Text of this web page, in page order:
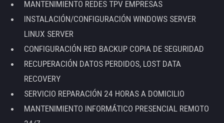
MANTENIMIENTO REDES TPV EMPRESAS
INSTALACIÓN/CONFIGURACIÓN WINDOWS SERVER
LINUX SERVER
CONFIGURACIÓN RED BACKUP COPIA DE SEGURIDAD
RECUPERACIÓN DATOS PERDIDOS, LOST DATA
RECOVERY
SERVICIO REPARACIÓN 24 HORAS A DOMICILIO
MANTENIMIENTO INFORMÁTICO PRESENCIAL REMOTO